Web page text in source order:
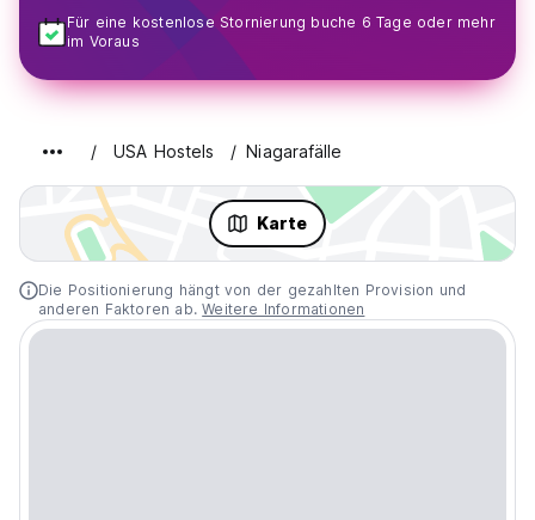
Für eine kostenlose Stornierung buche 6 Tage oder mehr
im Voraus
USA Hostels Niagarafälle
Karte
Die Positionierung hängt von der gezahlten Provision und
anderen Faktoren ab.Weitere Informationen